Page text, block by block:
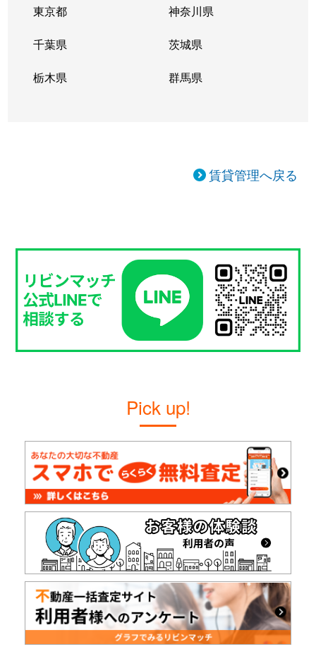
東京都 神奈川県
千葉県 茨城県
栃木県 群馬県
賃貸管理へ戻る
Pick up!